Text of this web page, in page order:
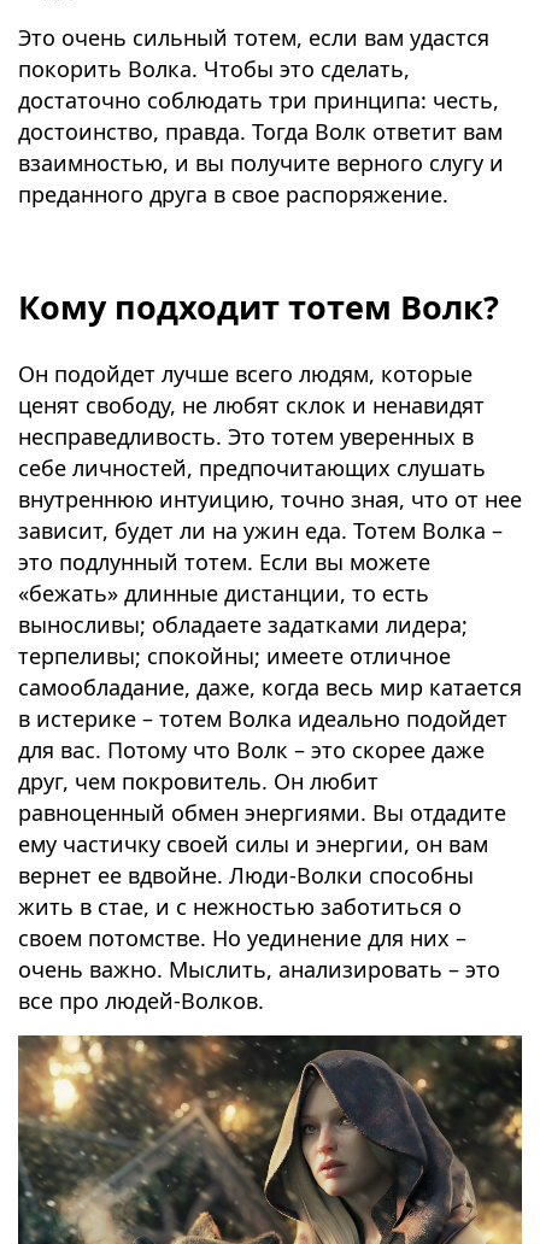
Это очень сильный тотем, если вам удастся
покорить Волка. Чтобы это сделать,
достаточно соблюдать три принципа: честь,
достоинство, правда. Тогда Волк ответит вам
взаимностью, и вы получите верного слугу и
преданного друга в свое распоряжение.
Кому подходит тотем Волк?
Он подойдет лучше всего людям, которые
ценят свободу, не любят склок и ненавидят
несправедливость. Это тотем уверенных в
себе личностей, предпочитающих слушать
внутреннюю интуицию, точно зная, что от нее
зависит, будет ли на ужин еда. Тотем Волка –
это подлунный тотем. Если вы можете
«бежать» длинные дистанции, то есть
выносливы; обладаете задатками лидера;
терпеливы; спокойны; имеете отличное
самообладание, даже, когда весь мир катается
в истерике – тотем Волка идеально подойдет
для вас. Потому что Волк – это скорее даже
друг, чем покровитель. Он любит
равноценный обмен энергиями. Вы отдадите
ему частичку своей силы и энергии, он вам
вернет ее вдвойне. Люди-Волки способны
жить в стае, и с нежностью заботиться о
своем потомстве. Но уединение для них –
очень важно. Мыслить, анализировать – это
все про людей-Волков.